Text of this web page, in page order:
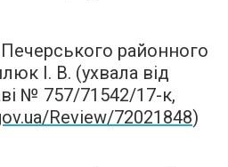
районного
І. В. (ухвала від
№ 757/71542/17-к,
Review/72021848)